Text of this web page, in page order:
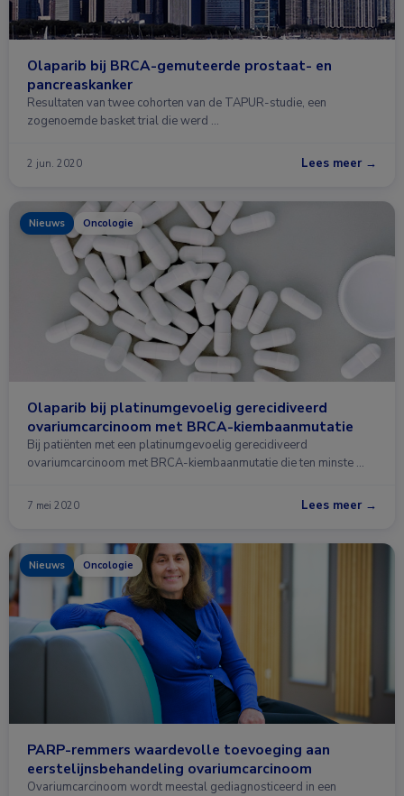
Olaparib bij BRCA-gemuteerde prostaat- en
pancreaskanker
Resultaten van twee cohorten van de TAPUR-studie, een
zogenoemde basket trial die werd …
2 jun. 2020 Lees meer →
Nieuws Oncologie
Olaparib bij platinumgevoelig gerecidiveerd
ovariumcarcinoom met BRCA-kiembaanmutatie
Bij patiënten met een platinumgevoelig gerecidiveerd
ovariumcarcinoom met BRCA-kiembaanmutatie die ten minste …
7 mei 2020 Lees meer →
Nieuws Oncologie
PARP-remmers waardevolle toevoeging aan
eerstelijnsbehandeling ovariumcarcinoom
Ovariumcarcinoom wordt meestal gediagnosticeerd in een